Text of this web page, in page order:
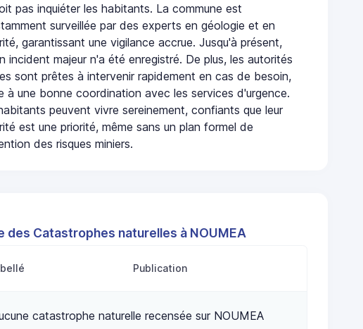
pas inquiéter les habitants. La commune est
surveillée par des experts en géologie et en
garantissant une vigilance accrue. Jusqu'à présent,
incident majeur n'a été enregistré. De plus, les autorités
sont prêtes à intervenir rapidement en cas de besoin,
à une bonne coordination avec les services d'urgence.
peuvent vivre sereinement, confiants que leur
est une priorité, même sans un plan formel de
des risques miniers.
des Catastrophes naturelles à NOUMEA
Publication
catastrophe naturelle recensée sur NOUMEA